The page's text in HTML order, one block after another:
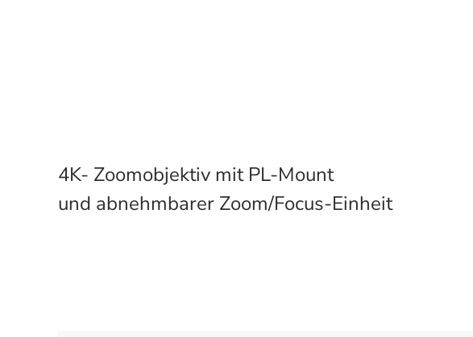
4K- Zoomobjektiv mit PL-Mount
und abnehmbarer Zoom/Focus-Einheit